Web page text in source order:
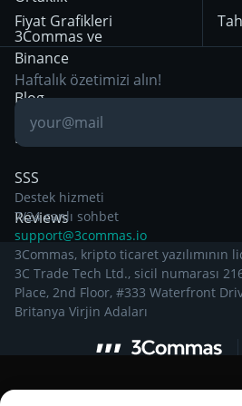
Day Trading
Breakout Trading
itibaren geçerli olan
Gizlilik Bildirimi
Other Legal
Documentation
3Commas ve
Binance
Blog
Bilgiye dayalı
SSS
Reviews
Fiyat Grafikleri
Haftalık özetimizi alın!
Destek hizmeti
7/24 canlı sohbet
support@3commas.io
3Commas, kripto ticaret
3C Trade Tech Ltd., sicil numarası
Place, 2nd Floor, #333 Waterfront
Britanya Virjin Adaları